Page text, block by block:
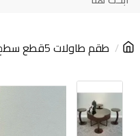
طقم طاولات 5قطع سطح مرايا قاعده خشب لون بني